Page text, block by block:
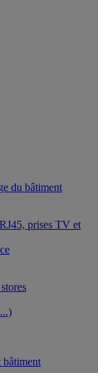
du bâtiment
prises TV et
bâtiment